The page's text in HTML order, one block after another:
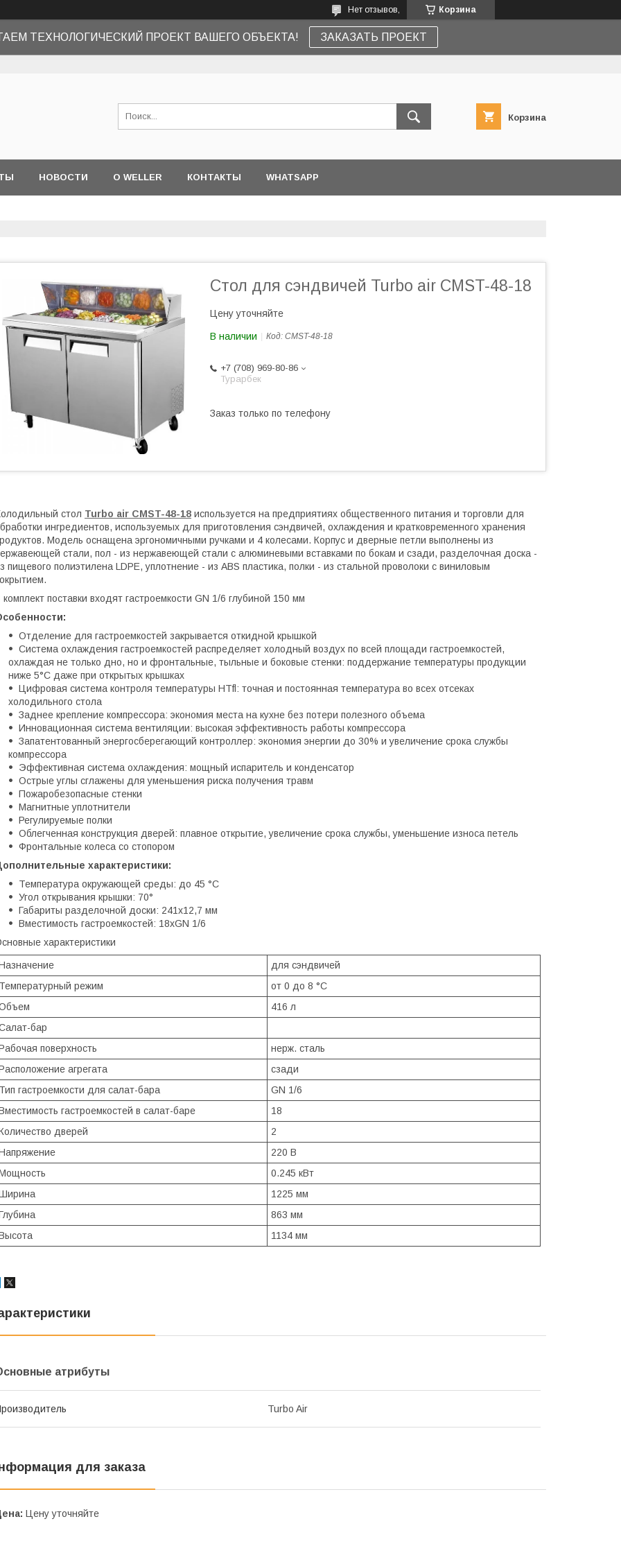
Корзина
Нет отзывов,
ТЕХНОЛОГИЧЕСКИЙ ПРОЕКТ ВАШЕГО ОБЪЕКТА! ЗАКАЗАТЬ ПРОЕКТ
Корзина
НОВОСТИ О WELLER КОНТАКТЫ WHATSAPP
Стол для сэндвичей Turbo air CMST-48-18
Цену уточняйте
В наличии Код: CMST-48-18
+7 (708) 969-80-86
Турарбек
Заказ только по телефону
стол Turbo air CMST-48-18 используется на предприятиях общественного питания и торговли для
ингредиентов, используемых для приготовления сэндвичей, охлаждения и кратковременного хранения
Модель оснащена эргономичными ручками и 4 колесами. Корпус и дверные петли выполнены из
стали, пол - из нержавеющей стали с алюминевыми вставками по бокам и сзади, разделочная доска -
пищевого полиэтилена LDPE, уплотнение - из ABS пластика, полки - из стальной проволоки с виниловым
комплект поставки входят гастроемкости GN 1/6 глубиной 150 мм
Отделение для гастроемкостей закрывается откидной крышкой
Система охлаждения гастроемкостей распределяет холодный воздух по всей площади гастроемкостей,
охлаждая не только дно, но и фронтальные, тыльные и боковые стенки: поддержание температуры продукции
ниже 5°С даже при открытых крышках
Цифровая система контроля температуры HTfl: точная и постоянная температура во всех отсеках
холодильного стола
Заднее крепление компрессора: экономия места на кухне без потери полезного объема
Инновационная система вентиляции: высокая эффективность работы компрессора
Запатентованный энергосберегающий контроллер: экономия энергии до 30% и увеличение срока службы
компрессора
Эффективная система охлаждения: мощный испаритель и конденсатор
Острые углы сглажены для уменьшения риска получения травм
Пожаробезопасные стенки
Магнитные уплотнители
Регулируемые полки
Облегченная конструкция дверей: плавное открытие, увеличение срока службы, уменьшение износа петель
Фронтальные колеса со стопором
характеристики:
Температура окружающей среды: до 45 °С
Угол открывания крышки: 70°
Габариты разделочной доски: 241х12,7 мм
Вместимость гастроемкостей: 18хGN 1/6
характеристики
для сэндвичей
режим
от 0 до 8 °С
416 л
бар
поверхность
нерж. сталь
агрегата
сзади
гастроемкости для салат-бара
GN 1/6
гастроемкостей в салат-баре
18
дверей
2
220 В
0.245 кВт
1225 мм
863 мм
1134 мм
атрибуты
Turbo Air
для заказа
Цену уточняйте